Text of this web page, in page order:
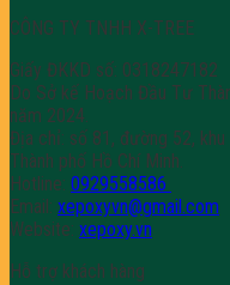
CÔNG TY TNHH X-TREE
Giấy ĐKKD số: 0318247182
Do Sở kế Hoạch Đầu Tư
năm 2024.
Địa chỉ: số 81, đường 52,
Thành phố Hồ Chí Minh.
Hotline: 0929558586
Email: xepoxyvn@gmail.com
Website: xepoxy.vn
Hỗ trợ khách hàng